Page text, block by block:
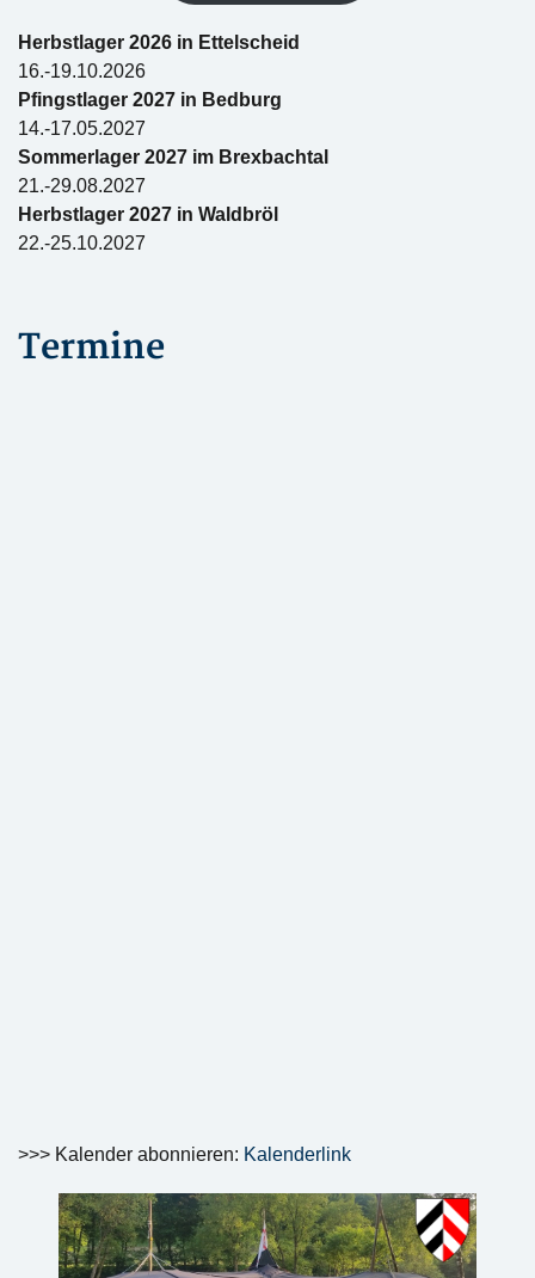
Herbstlager 2026 in Ettelscheid
16.-19.10.2026
Pfingstlager 2027 in Bedburg
14.-17.05.2027
Sommerlager 2027 im Brexbachtal
21.-29.08.2027
Herbstlager 2027 in Waldbröl
22.-25.10.2027
Termine
>>> Kalender abonnieren: Kalenderlink